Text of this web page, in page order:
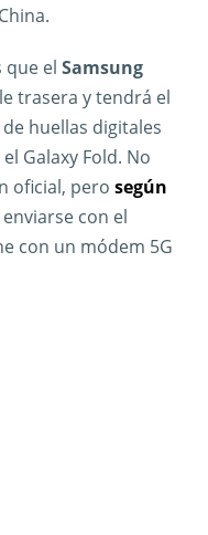
que el Samsung
trasera y tendrá el
huellas digitales
Galaxy Fold. No
oficial, pero según
con el
con un módem 5G